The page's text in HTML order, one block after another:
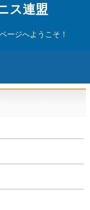
ス連盟
ージへようこそ！